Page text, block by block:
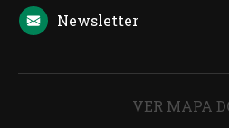
Newsletter
VER MAPA